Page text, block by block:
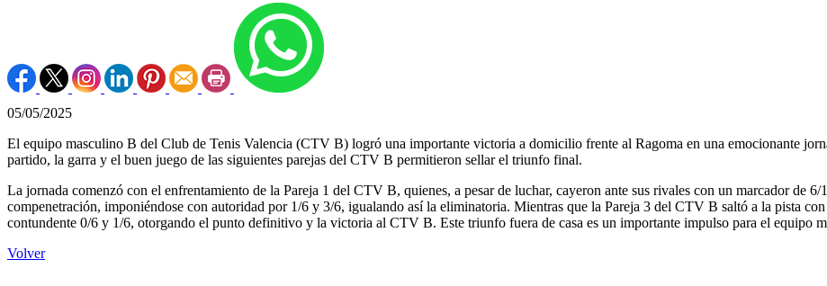
05/05/2025
El equipo masculino B del Club de Tenis Valencia (CTV B) logró una importante victoria a domicilio frente al Ragoma en una emocionante
partido, la garra y el buen juego de las siguientes parejas del CTV B permitieron sellar el triunfo final.
La jornada comenzó con el enfrentamiento de la Pareja 1 del CTV B, quienes, a pesar de luchar, cayeron ante sus rivales con un marcador de
compenetración, imponiéndose con autoridad por 1/6 y 3/6, igualando así la eliminatoria. Mientras que la Pareja 3 del CTV B saltó a la pista
contundente 0/6 y 1/6, otorgando el punto definitivo y la victoria al CTV B. Este triunfo fuera de casa es un importante impulso para el equipo
Volver